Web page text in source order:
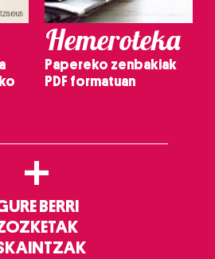
Hemeroteka
Papereko zenbakiak
PDF formatuan
+
BERRI